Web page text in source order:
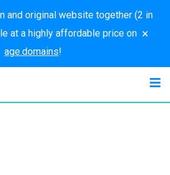
and original website together (2 in
at a highly affordable price on
age.domains!
×